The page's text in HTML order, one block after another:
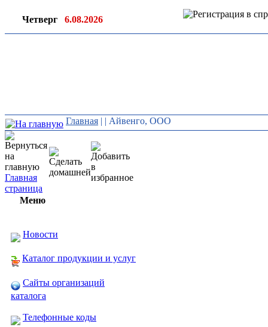
Четверг 6.08.2026
Главная | | Айвенго, ООО
Главная
страница
Меню
Новости
Каталог продукции и услуг
Сайты организаций
каталога
Телефонные коды